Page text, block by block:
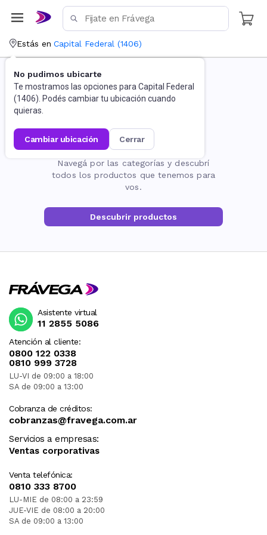
Estás en Capital Federal (1406)
No pudimos ubicarte
Te mostramos las opciones para Capital Federal
(1406). Podés cambiar tu ubicación cuando
quieras.
cambiar ubicación cerrar
La página no existe
Navegá por las categorías y descubrí
todos los productos que tenemos para
vos.
Descubrir productos
Atención al cliente:
0800 122 0338
0810 999 3728
LU-VI de 09:00 a 18:00
SA de 09:00 a 13:00
Cobranza de créditos:
cobranzas@fravega.com.ar
Servicios a empresas:
Ventas corporativas
Venta telefónica:
0810 333 8700
LU-MIE de 08:00 a 23:59
JUE-VIE de 08:00 a 20:00
SA de 09:00 a 13:00
Asistente virtual
11 2855 5086